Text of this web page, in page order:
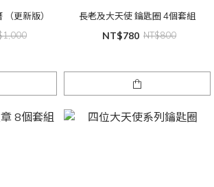
更新版） 長老及大天使 鑰匙圈 4個套組
NT$780 NT$800